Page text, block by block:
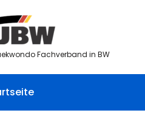
Fachverband in BW